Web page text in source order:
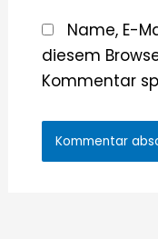
Name, E-
diesem
Kommentar